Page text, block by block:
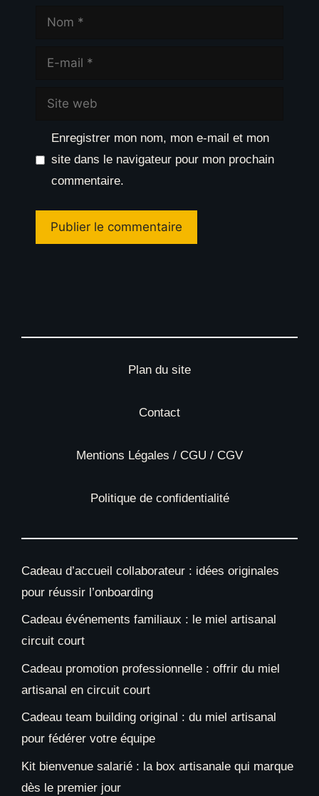
Nom
Site
Enregistrer mon nom, mon e-mail et mon
site dans le navigateur pour mon prochain
commentaire.
Plan du site
Contact
Mentions Légales / CGU / CGV
Politique de confidentialité
Cadeau d’accueil collaborateur : idées originales
pour réussir l’onboarding
Cadeau événements familiaux : le miel artisanal
circuit court
Cadeau promotion professionnelle : offrir du miel
artisanal en circuit court
Cadeau team building original : du miel artisanal
pour fédérer votre équipe
Kit bienvenue salarié : la box artisanale qui marque
dès le premier jour